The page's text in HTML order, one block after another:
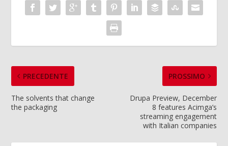
PRECEDENTE
The solvents that change
the packaging
PROSSIMO
Drupa Preview, December
8 features Acimga’s
streaming engagement
with Italian companies